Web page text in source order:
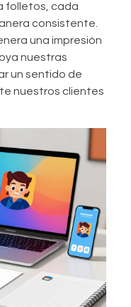
folletos, cada
consistente.
una impresión
nuestras
un sentido de
nuestros clientes